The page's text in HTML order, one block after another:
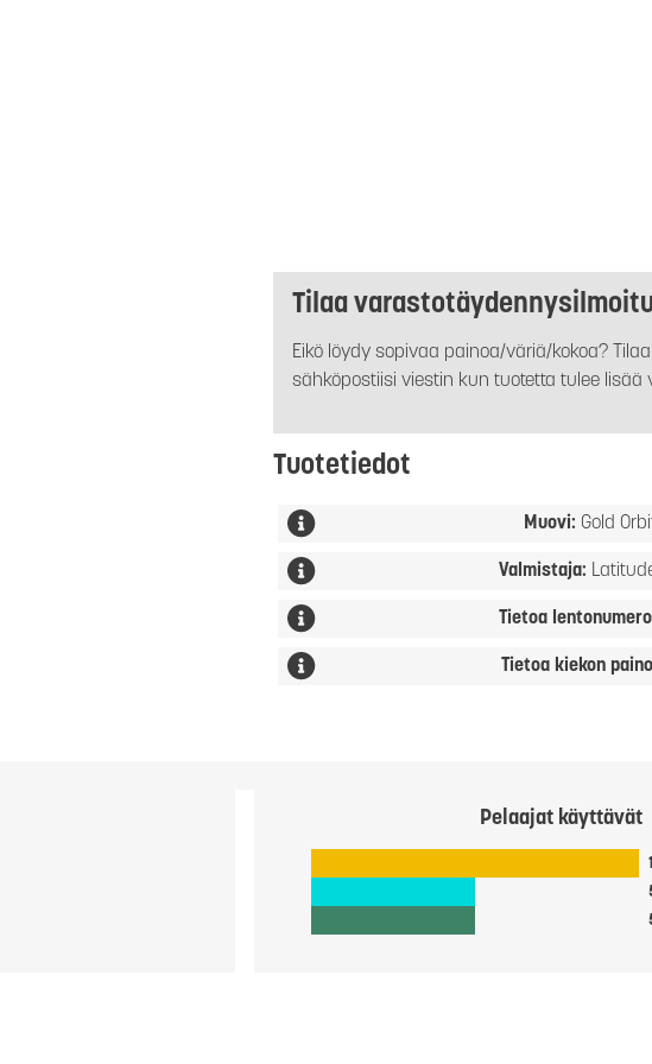
Tilaa
Eikö löydy sopivaa painoa/väriä/kokoa?
sähköpostiisi viestin kun tuotetta tulee lisää
Tuotetiedot
Muovi: Gold
Valmistaja:
Tietoa
Tietoa kiekon
Pelaajat käyttävät